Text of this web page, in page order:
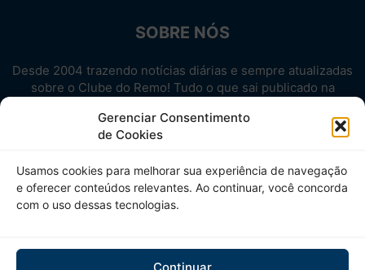
Gerenciar Consentimento
de Cookies
Usamos cookies para melhorar sua experiência de navegação
e oferecer conteúdos relevantes. Ao continuar, você concorda
com o uso dessas tecnologias.
Continuar
SOBRE NÓS
Desde 2004 trazendo notícias diárias e sempre atualizadas
sobre o Clube do Remo! Tudo o que sai publicado na
Aproveite! Site não-oficial.
SIGA-NOS